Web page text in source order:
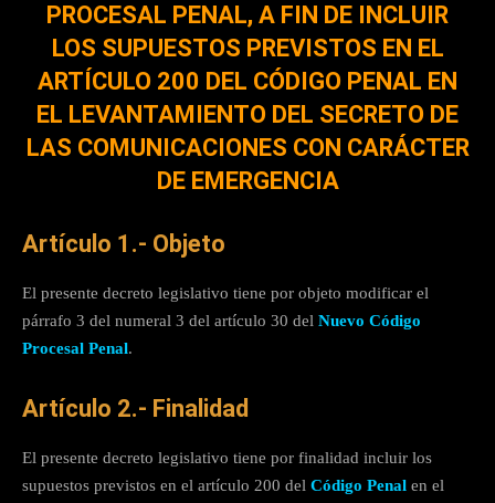
PROCESAL PENAL, A FIN DE INCLUIR
LOS SUPUESTOS PREVISTOS EN EL
ARTÍCULO 200 DEL CÓDIGO PENAL EN
EL LEVANTAMIENTO DEL SECRETO DE
LAS COMUNICACIONES CON CARÁCTER
DE EMERGENCIA
Artículo 1.- Objeto
El presente decreto legislativo tiene por objeto modificar el
párrafo 3 del numeral 3 del artículo 30 del Nuevo Código
Procesal Penal.
Artículo 2.- Finalidad
El presente decreto legislativo tiene por finalidad incluir los
supuestos previstos en el artículo 200 del Código Penal en el